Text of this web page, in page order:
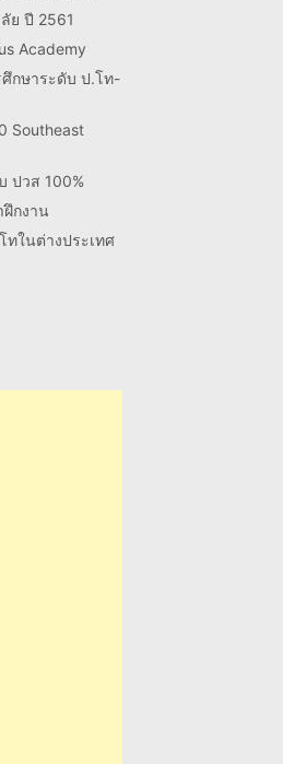
ย ปี 2561
Academy
กษาระดับ ป.โท-
Southeast
ปวส 100%
กงาน
ในต่างประเทศ